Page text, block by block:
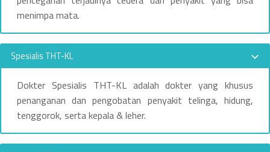
menimpa mata.
Spesialis THT-KL
Dokter Spesialis THT-KL adalah dokter yang khusus
penanganan dan pengobatan penyakit telinga, hidung,
tenggorok, serta kepala & leher.